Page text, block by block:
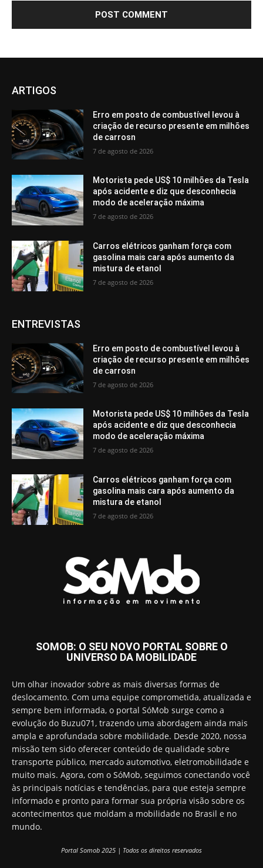
ARTIGOS
Erro em posto de combustível levou à
criação de recurso presente em milhões
de carrosn
7 de agosto de 2026
Motorista pede US$ 10 milhões da Tesla
após acidente e diz que desconhecia
modo de aceleração máxima
7 de agosto de 2026
Carros elétricos ganham força com
gasolina mais cara após aumento da
mistura de etanol
7 de agosto de 2026
ENTREVISTAS
Erro em posto de combustível levou à
criação de recurso presente em milhões
de carrosn
7 de agosto de 2026
Motorista pede US$ 10 milhões da Tesla
após acidente e diz que desconhecia
modo de aceleração máxima
7 de agosto de 2026
Carros elétricos ganham força com
gasolina mais cara após aumento da
mistura de etanol
7 de agosto de 2026
SOMOB: O SEU NOVO PORTAL SOBRE O
UNIVERSO DA MOBILIDADE
Um olhar inovador sobre as mais diversas formas de
deslocamento. Com uma equipe comprometida, atualizada e
sempre bem informada, o portal SóMob surge como a
evolução do Buzu071, trazendo uma abordagem ainda mais
ampla e aprofundada sobre mobilidade. Desde 2020, nossa
missão tem sido oferecer conteúdo de qualidade sobre
transporte público, mercado automotivo, eletromobilidade e
muito mais. Agora, com o SóMob, seguimos conectando você
às principais notícias e tendências, para que esteja sempre
informado e pronto para formar sua própria visão sobre os
acontecimentos que moldam a mobilidade no Brasil e no
mundo.
Portal Somob 2025 | Todos os direitos reservados